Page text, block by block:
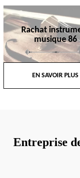
Rachat
musique 86
EN SAVOIR PLUS
Entreprise